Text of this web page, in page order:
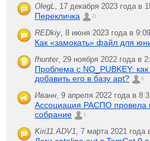
OlegL, 17 декабря 2023 года в
Перекличка 21
REDkiy, 8 июня 2023 года в
Как «замокать» файл для
fhunter, 29 ноября 2022 года в
Проблема с NO_PUBKEY:
добавить его в базу apt?
6
Иванн, 9 апреля 2022 года в
Ассоциация РАСПО провела
собрание
1
Kiri11.ADV1, 7 марта 2021 года